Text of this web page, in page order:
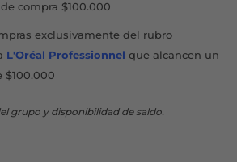
compra $100.000
exclusivamente del rubro
L'Oréal Professionnel que alcancen un
grupo y disponibilidad de saldo.